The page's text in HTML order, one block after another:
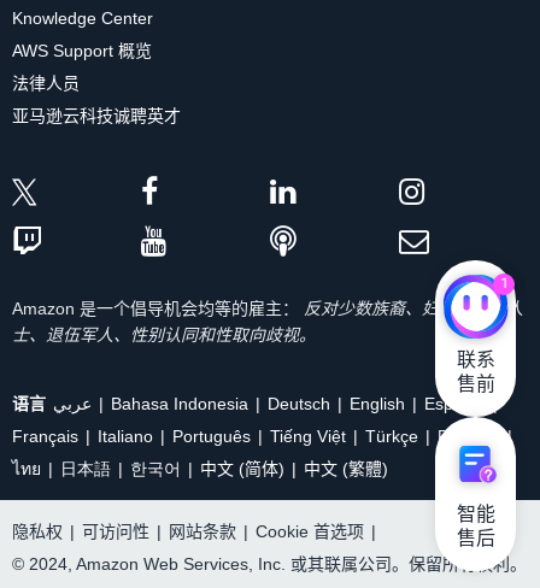
Knowledge Center
AWS Support 概览
法律人员
亚马逊云科技诚聘英才
Amazon 是一个倡导机会均等的雇主：
反对少数族裔、妇女、残疾人
士、退伍军人、性别认同和性取向歧视。
语言 عربي Bahasa Indonesia Deutsch English
Español
Français
Italiano Português Tiếng Việt Türkçe
Ρусский
ไทย
日本語 한국어 中文 (简体) 中文 (繁體)
隐私权 | 可访问性 | 网站条款 | Cookie 首选项 |
© 2024, Amazon Web Services, Inc. 或其联属公司。保留所有权利。
1
联系
售前
智能
售后